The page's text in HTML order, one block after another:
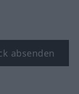
absenden